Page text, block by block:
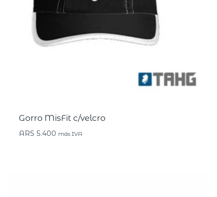
Gorro MisFit c/velcro
ARS 5.400 más IVA